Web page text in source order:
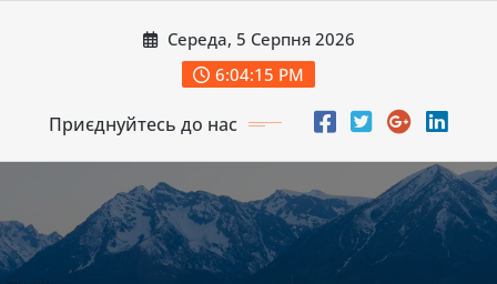
Середа, 5 Серпня 2026
6:04:16 PM
Приєднуйтесь до нас